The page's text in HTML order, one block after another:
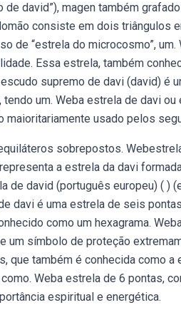
de david”), magen também
consiste em dois triângulos
de “estrela do microcosmo”,
Essa estrela, também
supremo de davi (david) é
um. Weba estrela de davi
maioritariamente usado pelos
sobrepostos.
a estrela da davi
de david (português europeu) ( ︎)
davi é uma estrela de seis
como um hexagrama.
um símbolo de proteção
que também é conhecida como
Weba estrela de 6 pontas,
espiritual e energética.